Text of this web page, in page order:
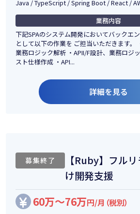
Java / TypeScript / Spring Boot / React /
業務内容
下記SPAのシステム開発においてバックエ
として以下の作業を ご担当いただきます。
業務ロジック解析 ・APII/F設計、業務ロジ
スト仕様作成 ・API...
詳細を見る
募集終了
【Ruby】フル
け開発支援
60万～76万円/月（税別）